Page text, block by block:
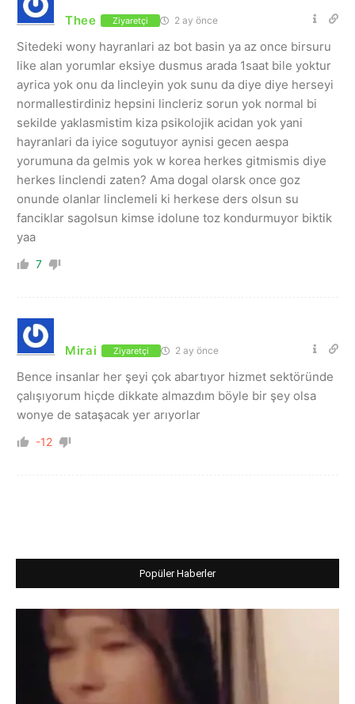
Thee Ziyaretçi 2 ay önce
Sitedeki wony hayranlari az bot basin ya az once birsuru
like alan yorumlar eksiye dusmus arada 1saat bile yoktur
ayrica yok onu da lincleyin yok sunu da diye diye herseyi
normallestirdiniz hepsini lincleriz sorun yok normal bi
sekilde yaklasmistim kiza psikolojik acidan yok yani
hayranlari da iyice sogutuyor aynisi gecen aespa
yorumuna da gelmis yok w korea herkes gitmismis diye
herkes linclendi zaten? Ama dogal olarsk once goz
onunde olanlar linclemeli ki herkese ders olsun su
fanciklar sagolsun kimse idolune toz kondurmuyor biktik
yaa
7
Mirai Ziyaretçi 2 ay önce
Bence insanlar her şeyi çok abartıyor hizmet sektöründe
çalışıyorum hiçde dikkate almazdım böyle bir şey olsa
wonye de sataşacak yer arıyorlar
-12
Popüler Haberler